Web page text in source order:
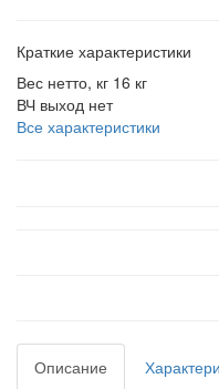
Краткие характеристики
Вес нетто, кг 16 кг
ВЧ выход нет
Все характеристики
Описание